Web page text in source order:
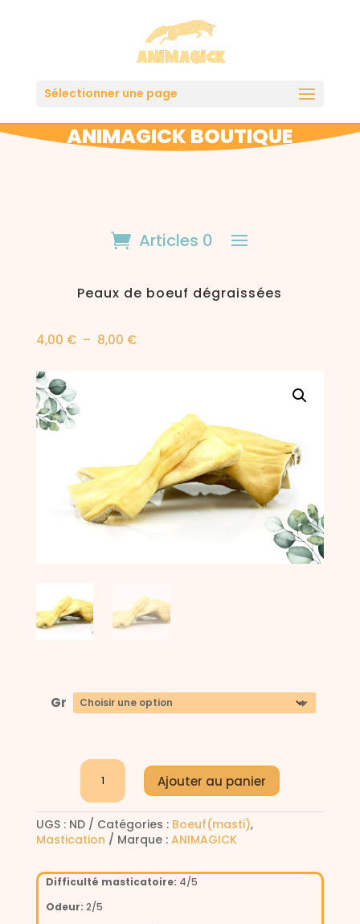
Sélectionner une page
ANIMAGICK BOUTIQUE
Articles 0
Peaux de boeuf dégraissées
4,00 € – 8,00 €Plage
Gr
quantité
Peaux
de
boeuf
dégraissées
Ajouter au panier
A
l
t
r
n
UGS : ND Catégories : Boeuf(masti),
Mastication
Marque : ANIMAGICK
Difficulté masticatoire: 4/5
Odeur: 2/5